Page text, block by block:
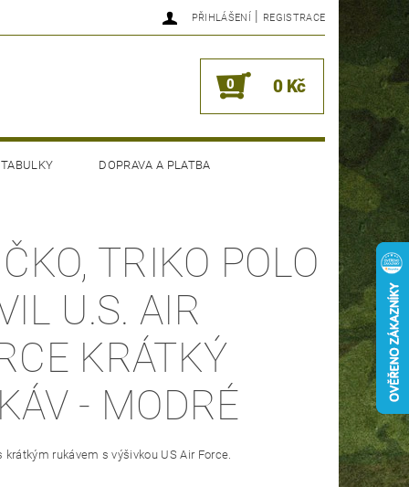
PŘIHLÁŠENÍ | REGISTRACE
0 0 Kč
DOPRAVA A PLATBA
TRIKO POLO
U.S. AIR
KRÁTKÝ
- MODRÉ
krátkým rukávem s výšivkou US Air Force.